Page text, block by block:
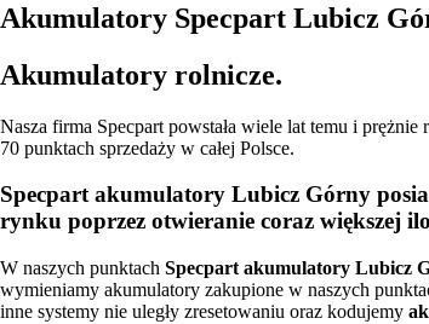
Akumulatory Specpart Lubicz
Akumulatory rolnicze.
Nasza firma Specpart powstała wiele lat temu i
70 punktach sprzedaży w całej Polsce.
Specpart akumulatory Lubicz Górny
rynku poprzez otwieranie coraz większej
W naszych punktach Specpart akumulatory Lubicz
wymieniamy akumulatory zakupione w naszych
inne systemy nie uległy zresetowaniu oraz kodujemy